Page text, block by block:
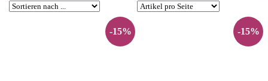
-15% -15%